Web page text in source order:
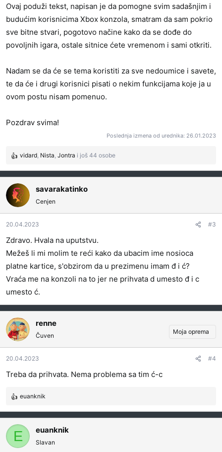
Ovaj poduži tekst, napisan je da pomogne svim sadašnjim i
budućim korisnicima Xbox konzola, smatram da sam pokrio
sve bitne stvari, pogotovo načine kako da se dođe do
povoljnih igara, ostale sitnice ćete vremenom i sami otkriti.
Nadam se da će se tema koristiti za sve nedoumice i savete,
te da će i drugi korisnici pisati o nekim funkcijama koje ja u
ovom postu nisam pomenuo.
Pozdrav svima!
Poslednja izmena od urednika: 26.01.2023
R
e
a
g
o
v
a
n
a
:
vidard, Nista, Jontra i još 44 osobe
savarakatinko
Cenjen
20.04.2023 #3
Zdravo. Hvala na uputstvu.
Mežeš li mi molim te reći kako da ubacim ime nosioca
platne kartice, s'obzirom da u prezimenu imam đ i ć?
Vraća me na konzoli na to jer ne prihvata d umesto đ i c
umesto ć.
renne
Čuven
Moja oprema
20.04.2023 #4
Treba da prihvata. Nema problema sa tim ć-c
R
e
a
g
v
euanknik
E euanknik
Slavan